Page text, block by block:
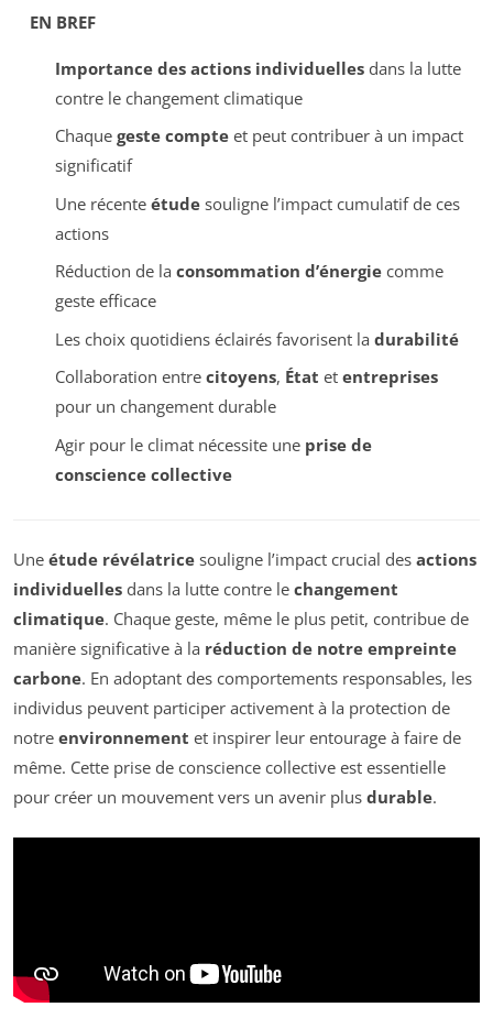
EN BREF
Importance des actions individuellesdans la lutte
contre le changement climatique
Chaque geste compteet peut contribuer à un impact
significatif
Une récente étudesouligne l’impact cumulatif de ces
actions
Réduction de la consommation d’énergiecomme
geste efficace
Les choix quotidiens éclairés favorisent la durabilité
Collaboration entre citoyens, État et entreprises
pour un changement durable
Agir pour le climat nécessite une prise de
conscience collective
Une étude révélatrice souligne l’impact crucial des actions
individuelles dans la lutte contre le changement
climatique. Chaque geste, même le plus petit, contribue de
manière significative à la réduction de notre empreinte
carbone. En adoptant des comportements responsables, les
individus peuvent participer activement à la protection de
notre environnement et inspirer leur entourage à faire de
même. Cette prise de conscience collective est essentielle
pour créer un mouvement vers un avenir plus durable.